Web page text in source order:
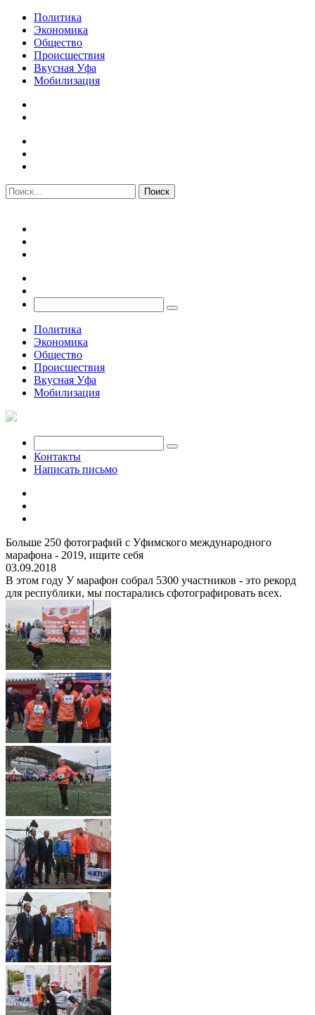
Политика
Экономика
Общество
Происшествия
Вкусная Уфа
Мобилизация
Политика
Экономика
Общество
Происшествия
Вкусная Уфа
Мобилизация
Контакты
Написать письмо
Больше 250 фотографий с Уфимского международного
марафона - 2019, ищите себя
03.09.2018
В этом году У марафон собрал 5300 участников - это рекорд
для республики, мы постарались сфотографировать всех.